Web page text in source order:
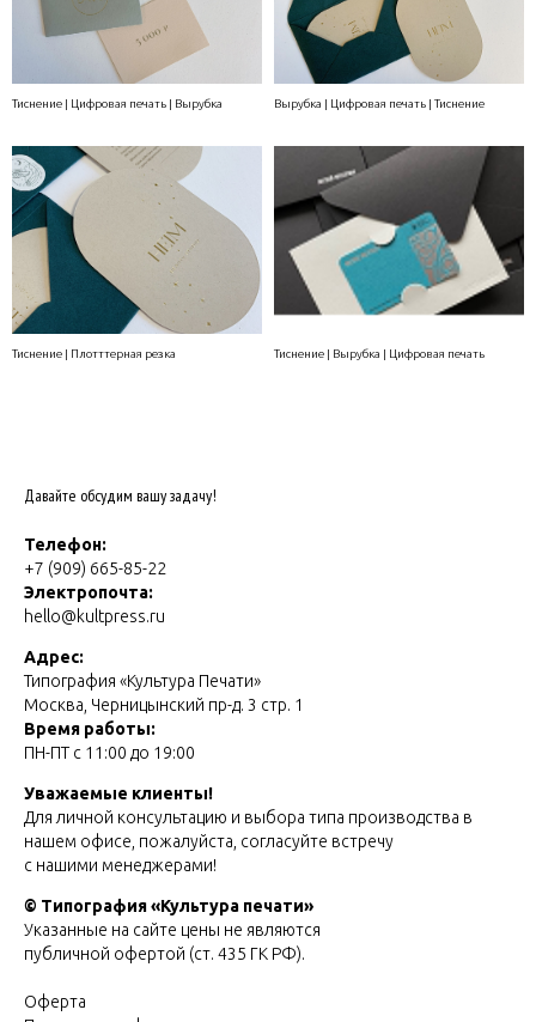
Тиснение | Цифровая печать | Вырубка Вырубка | Цифровая печать | Тиснение
Тиснение | Плотттерная резка Тиснение | Вырубка | Цифровая печать
Давайте обсудим вашу задачу!
Телефон:
+7 (909) 665-85-22
Электропочта:
hello@kultpress.ru
Адрес:
Типография «Культура Печати»
Москва, Черницынский пр-д. 3 стр. 1
Время работы:
ПН-ПТ с 11:00 до 19:00
Уважаемые клиенты!
Для личной консультацию и выбора типа производства в
нашем офисе, пожалуйста, согласуйте встречу
с нашими менеджерами!
© Типография «Культура печати»
Указанные на сайте цены не являются
публичной офертой (ст. 435 ГК РФ).
Оферта